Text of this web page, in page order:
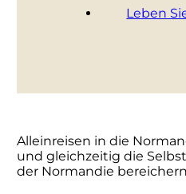
Leben
Alleinreisen in die
und gleichzeitig die
der Normandie